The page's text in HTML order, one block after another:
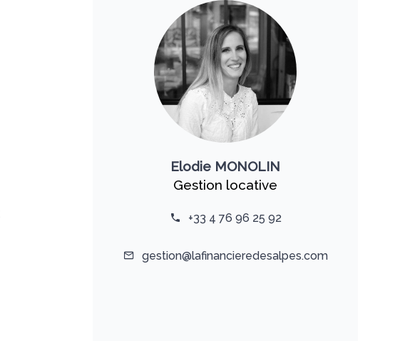
Elodie MONOLIN
Gestion locative
+33 4 76 96 25 92
gestion@lafinancieredesalpes.com